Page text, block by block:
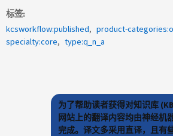
标签
kcsworkflow:published
product-
specialty:core
type:q_n_a
为了帮助读者获得对知识库
网站上的翻译内容均由神经机
完成。译文多采用直译，且有